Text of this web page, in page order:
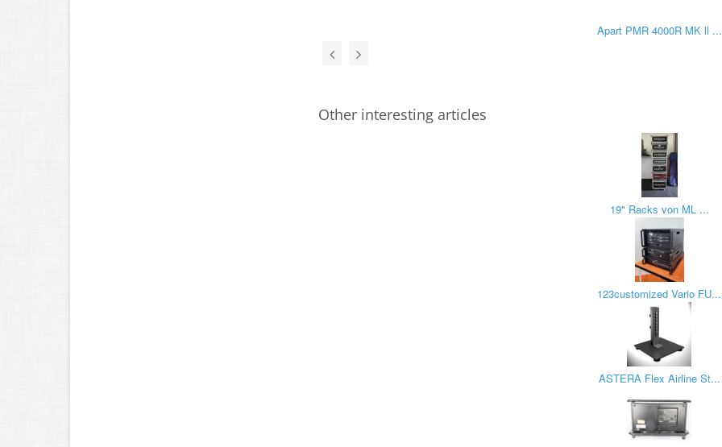
Apart PMR 4000R MK ll ...
Other interesting articles
19" Racks von ML ...
123customized Vario FU...
ASTERA Flex Airline St...